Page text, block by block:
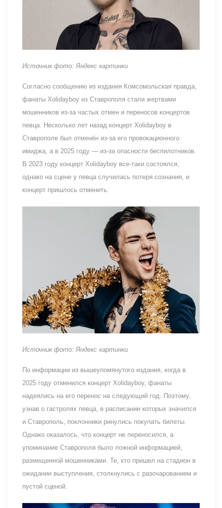
Источник фото: Яндекс картинки
Согласно сообщению из издания Комсомольская правда,
фанаты Xolidayboy из Ставрополя стали жертвами
мошенников из-за частых отмен и переносов концертов
певца. Несколько лет назад концерт Xolidayboy в
Ставрополе был отменён из-за его провокационного
имиджа, а в 2025 году — из-за опасности беспилотников.
В 2023 году концерт Xolidayboy все-таки состоялся,
однако на сцене у певца случилась потеря сознания, и
концерт пришлось отменить.
Источник фото: Яндекс картинки
По информации из вышеупомянутого издания, когда в
2025 году отменился концерт Xolidayboy, фанаты
надеялись на его перенос на следующий год. Поэтому,
узнав о гастролях певца, в расписании которых значился
и Ставрополь, поклонники ринулись покупать билеты.
Однако оказалось, что концерт не переносился, а
упоминание Ставрополя было ложной информацией,
размещенной мошенниками. Те, кто пришел на стадион в
ожидании выступления, столкнулись с разочарованием и
пустой сценой.